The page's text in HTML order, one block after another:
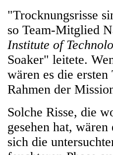
"Trocknungsrisse
so Team-Mitglied
Institute of
Soaker" leitete.
wären es die
Rahmen der
Solche Risse, die
gesehen hat,
sich die